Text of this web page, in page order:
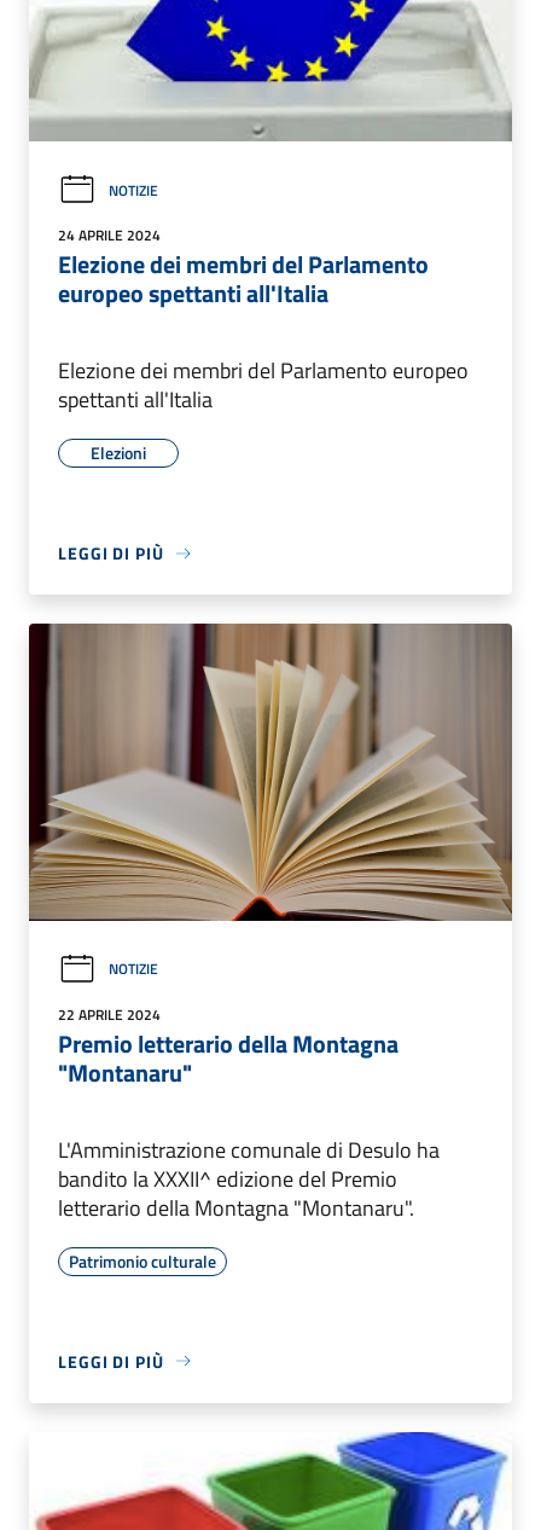
NOTIZIE
24 APRILE 2024
Elezione dei membri del Parlamento
europeo spettanti all'Italia
Elezione dei membri del Parlamento europeo
spettanti all'Italia
Elezioni
LEGGI DI PIÙ
NOTIZIE
22 APRILE 2024
Premio letterario della Montagna
"Montanaru"
L'Amministrazione comunale di Desulo ha
bandito la XXXII^ edizione del Premio
letterario della Montagna "Montanaru".
Patrimonio culturale
LEGGI DI PIÙ